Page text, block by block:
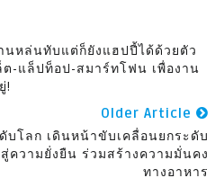
นหล่นทับแต่ก็ยังแฮปปี้ได้ด้วยตัว
-แล็ปท็อป-สมาร์ทโฟน เพื่องาน
!
Older Article
โลก เดินหน้าขับเคลื่อนยกระดับ
ความยั่งยืน ร่วมสร้างความมั่นคง
ทางอาหาร